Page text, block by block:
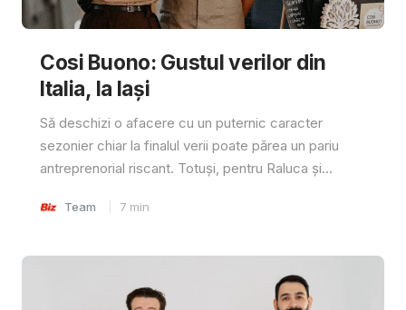
Cosi Buono: Gustul verilor din
Italia, la Iași
Să deschizi o afacere cu un puternic caracter
sezonier chiar la finalul verii poate părea un pariu
antreprenorial riscant. Totuși, pentru Raluca și...
Team 7 min